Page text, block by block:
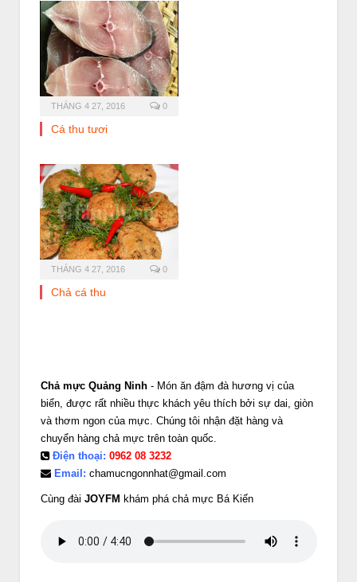
THÁNG 4 27, 2016 0
Cá thu tươi
THÁNG 4 27, 2016 0
Chả cá thu
Chả mực Quảng Ninh - Món ăn đậm đà hương vị của
biển, được rất nhiều thực khách yêu thích bởi sự dai, giòn
và thơm ngon của mực. Chúng tôi nhận đặt hàng và
chuyển hàng chả mực trên toàn quốc.
Điện thoại: 0962 08 3232
Email: chamucngonnhat@gmail.com
Cùng đài JOYFM khám phá chả mực Bá Kiến